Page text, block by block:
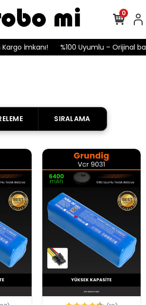
İmkanı! %100 Uyumlu – Orijinal
0
SIRALAMA